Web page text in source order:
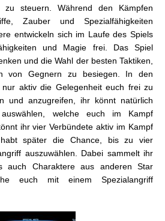
zu steuern. Während den Kämpfen
Zauber und Spezialfähigkeiten
entwickeln sich im Laufe des Spiels
und Magie frei. Das Spiel
und die Wahl der besten Taktiken,
von Gegnern zu besiegen. In den
aktiv die Gelegenheit euch frei zu
und anzugreifen, ihr könnt natürlich
welche euch im Kampf
ihr vier Verbündete aktiv im Kampf
später die Chance, bis zu vier
auszuwählen. Dabei sammelt ihr
auch Charaktere aus anderen Star
euch mit einem Spezialangriff